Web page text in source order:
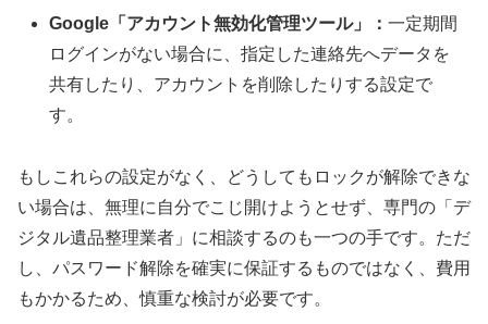
Google「アカウント無効化管理ツール」：一定期間
ログインがない場合に、指定した連絡先へデータを
共有したり、アカウントを削除したりする設定で
す。
もしこれらの設定がなく、どうしてもロックが解除できな
い場合は、無理に自分でこじ開けようとせず、専門の「デ
ジタル遺品整理業者」に相談するのも一つの手です。ただ
し、パスワード解除を確実に保証するものではなく、費用
もかかるため、慎重な検討が必要です。